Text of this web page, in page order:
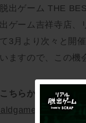
脱出ゲーム THE
ゲーム吉祥寺店
3月より次々と開
ますので、この機
ちらからチェック／
news/